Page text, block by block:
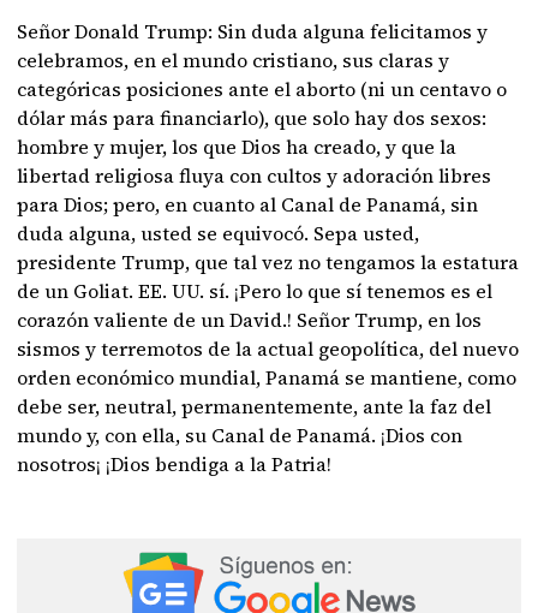
Señor Donald Trump: Sin duda alguna felicitamos y
celebramos, en el mundo cristiano, sus claras y
categóricas posiciones ante el aborto (ni un centavo o
dólar más para financiarlo), que solo hay dos sexos:
hombre y mujer, los que Dios ha creado, y que la
libertad religiosa fluya con cultos y adoración libres
para Dios; pero, en cuanto al Canal de Panamá, sin
duda alguna, usted se equivocó. Sepa usted,
presidente Trump, que tal vez no tengamos la estatura
de un Goliat. EE. UU. sí. ¡Pero lo que sí tenemos es el
corazón valiente de un David.! Señor Trump, en los
sismos y terremotos de la actual geopolítica, del nuevo
orden económico mundial, Panamá se mantiene, como
debe ser, neutral, permanentemente, ante la faz del
mundo y, con ella, su Canal de Panamá. ¡Dios con
nosotros¡ ¡Dios bendiga a la Patria!